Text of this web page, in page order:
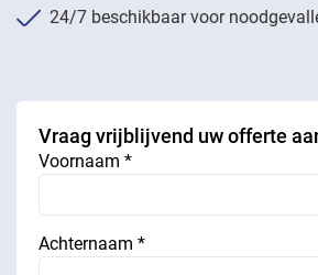
24/7 beschikbaar voor
Vraag vrijblijvend uw offerte
Voornaam *
Achternaam *